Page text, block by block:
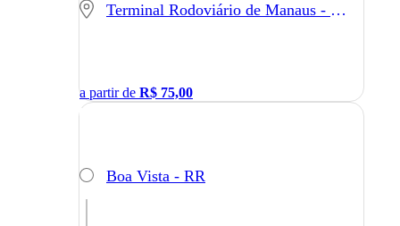
Terminal Rodoviário de Manaus - Manaus - AM
a partir de R$ 75,00
Boa Vista - RR